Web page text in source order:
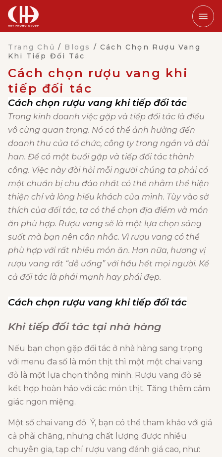
Trang Chủ / Blogs /Cách Chọn Rượu Vang
Khi Tiếp Đối Tác
Cách chọn rượu vang khi
tiếp đối tác
Cách chọn rượu vang khi tiếp đối tác
Trong kinh doanh việc gặp và tiếp đối tác là điều
vô cùng quan trọng. Nó có thể ảnh hưởng đến
doanh thu của tổ chức, công ty trong ngắn và dài
han. Để có một buổi gặp và tiếp đối tác thành
công. Việc này đòi hỏi mỗi người chúng ta phải có
một chuẩn bị chu đáo nhất có thể nhằm thể hiện
thiện chí và lòng hiếu khách của mình. Tùy vào sở
thích của đối tác, ta có thể chọn địa điểm và món
ăn phù hợp. Rượu vang sẽ là một lựa chọn sáng
suốt mà bạn nên cân nhắc. Vì rượu vang có thể
phù hợp với rất nhiều món ăn. Hơn nữa, hương vị
rượu vang rất “dễ uống” với hầu hết mọi người. Kể
cả đối tác là phái mạnh hay phái đẹp.
Cách chọn rượu vang khi tiếp đối tác
Khi tiếp đối tác tại nhà hàng
Nếu bạn chọn gặp đối tác ở nhà hàng sang trọng
với menu đa số là món thịt thì một một chai vang
đỏ là một lựa chọn thông minh. Rượu vang đỏ sẽ
kết hợp hoàn hảo với các món thịt. Tăng thêm cảm
giác ngon miệng.
Một số chai vang đỏ Ý, bạn có thể tham khảo với giá
cả phải chăng, nhưng chất lượng được nhiều
chuyên gia, tạp chí rượu vang đánh giá cao, như: